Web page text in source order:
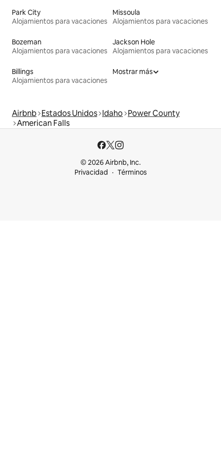
Park City
Alojamientos para vacaciones
Missoula
Alojamientos para vacaciones
Bozeman
Alojamientos para vacaciones
Jackson Hole
Alojamientos para vacaciones
Billings
Alojamientos para vacaciones
Mostrar más
Airbnb Estados Unidos Idaho Power County
American Falls
© 2026 Airbnb, Inc.
Privacidad
Términos